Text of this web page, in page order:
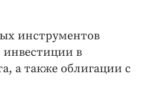
инструментов
в
а также облигации с